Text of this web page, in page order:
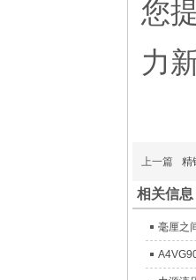
您
力
上一篇 精
相关信息
毫厘之